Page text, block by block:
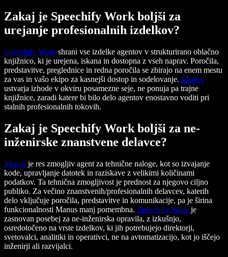
Zakaj je Speechify Work boljši za
urejanje profesionalnih izdelkov?
Speechify Work shrani vse izdelke agentov v strukturirano oblačno
knjižnico, ki je urejena, iskana in dostopna z vseh naprav. Poročila,
predstavitve, preglednice in redna poročila se zbirajo na enem mestu
za vas in vašo ekipo za kasnejši dostop in sodelovanje. Manus
ustvarja izhode v okviru posamezne seje, ne ponuja pa trajne
knjižnice, zaradi katere bi bilo delo agentov enostavno voditi pri
stalnih profesionalnih tokovih.
Zakaj je Speechify Work boljši za ne-
inženirske znanstvene delavce?
Manus je res zmogljiv agent za tehnične naloge, kot so izvajanje
kode, upravljanje datotek in raziskave z velikimi količinami
podatkov. Ta tehnična zmogljivost je prednost za njegovo ciljno
publiko. Za večino znanstvenih/profesionalnih delavcev, katerih
delo vključuje poročila, predstavitve in komunikacije, pa je širina
funkcionalnosti Manus manj pomembna. Speechify Work je
zasnovan posebej za ne-inženirska opravila, z izkušnjo,
osredotočeno na vrste izdelkov, ki jih potrebujejo direktorji,
svetovalci, analitiki in operativci, ne na avtomatizacijo, kot jo iščejo
inženirji ali razvijalci.